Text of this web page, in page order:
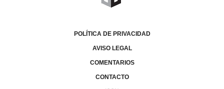
POLÍTICA DE PRIVACIDAD
AVISO LEGAL
COMENTARIOS
CONTACTO